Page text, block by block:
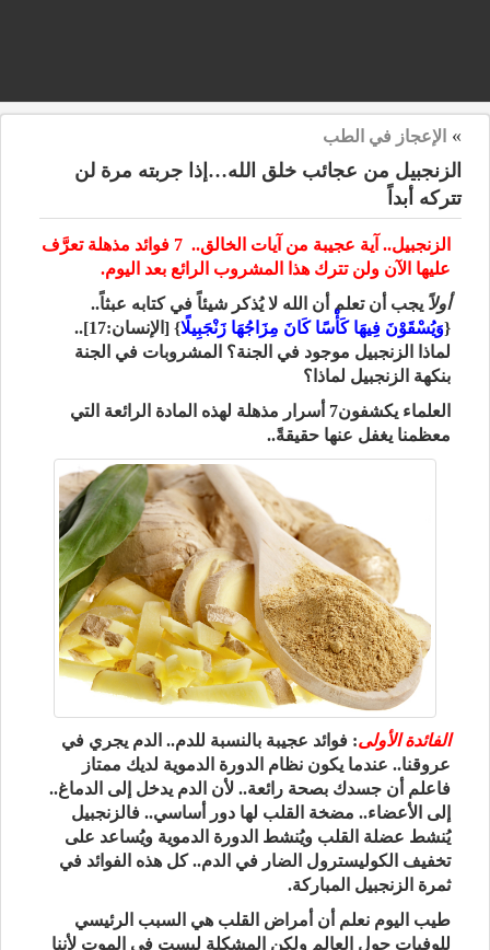
» الإعجاز في الطب
الزنجبيل من عجائب خلق الله…إذا جربته مرة لن
تتركه أبداً
الزنجبيل.. آية عجيبة من آيات الخالق.. 7 فوائد مذهلة تعرَّف
عليها الآن ولن تترك هذا المشروب الرائع بعد اليوم.
أولاًيجب أن تعلم أن الله لا يُذكر شيئاً في كتابه عبثاً..
{وَيُسْقَوْنَ فِيهَا كَأْسًا كَانَ مِزَاجُهَا زَنْجَبِيلًا
} [الإنسان:17]..
لماذا الزنجبيل موجود في الجنة؟ المشروبات في الجنة
بنكهة الزنجبيل لماذا؟
العلماء يكشفون7 أسرار مذهلة لهذه المادة الرائعة التي
معظمنا يغفل عنها حقيقةً..
الفائدة الأولى: فوائد عجيبة بالنسبة للدم.. الدم يجري في
عروقنا.. عندما يكون نظام الدورة الدموية لديك ممتاز
فاعلم أن جسدك بصحة رائعة.. لأن الدم يدخل إلى الدماغ..
إلى الأعضاء.. مضخة القلب لها دور أساسي.. فالزنجبيل
يُنشط عضلة القلب ويُنشط الدورة الدموية ويُساعد على
تخفيف الكوليسترول الضار في الدم.. كل هذه الفوائد في
ثمرة الزنجبيل المباركة.
طيب اليوم نعلم أن أمراض القلب هي السبب الرئيسي
للوفيات حول العالم ولكن المشكلة ليست في الموت لأننا